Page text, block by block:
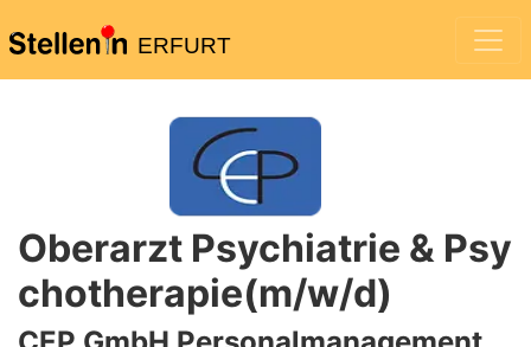
ERFURT
Oberarzt Psychiatrie & Psy
chotherapie(m/w/d)